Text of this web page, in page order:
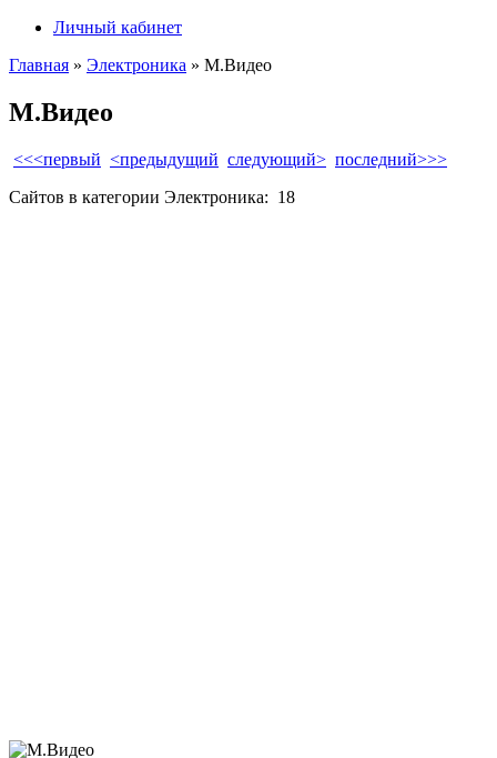
Личный кабинет
Главная » Электроника » М.Видео
М.Видео
<<<первый <предыдущий следующий> последний>>>
Сайтов в категории Электроника: 18